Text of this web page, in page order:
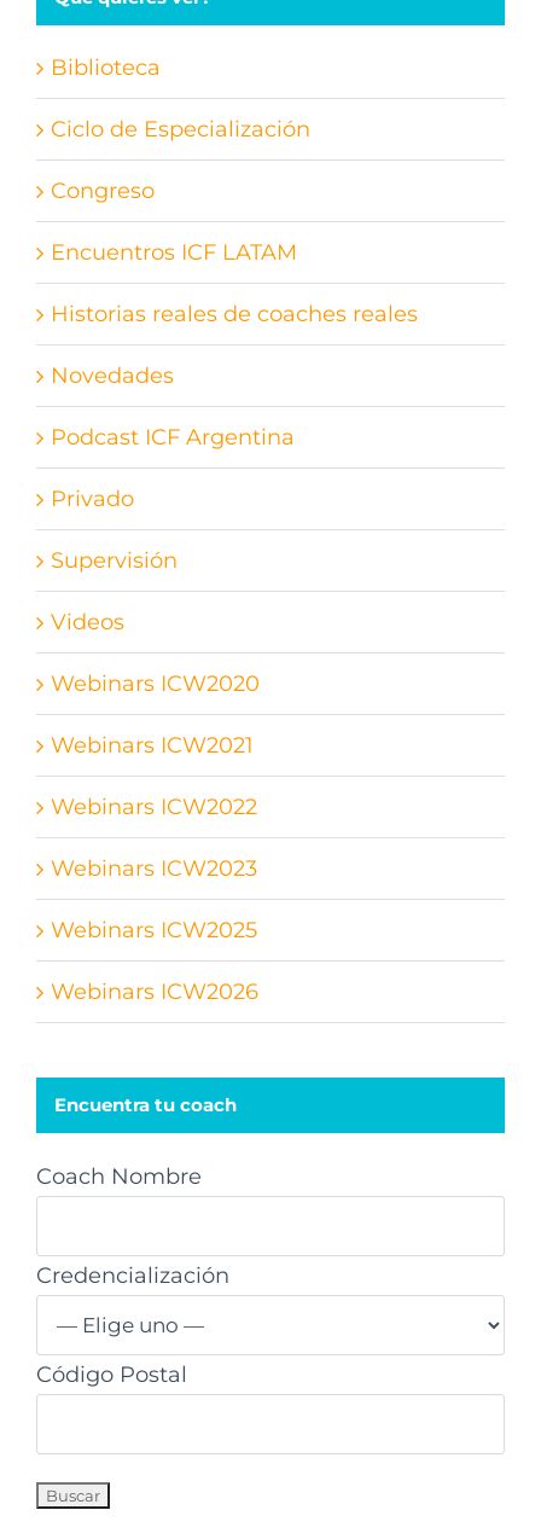
Biblioteca
Ciclo de Especialización
Congreso
Encuentros ICF LATAM
Historias reales de coaches reales
Novedades
Podcast ICF Argentina
Privado
Supervisión
Videos
Webinars ICW2020
Webinars ICW2021
Webinars ICW2022
Webinars ICW2023
Webinars ICW2025
Webinars ICW2026
Encuentra tu coach
Coach Nombre
Credencialización
Código Postal